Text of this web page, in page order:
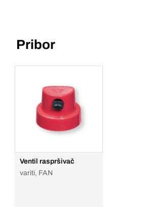
Pribor
Ventil raspršivač
variti, FAN